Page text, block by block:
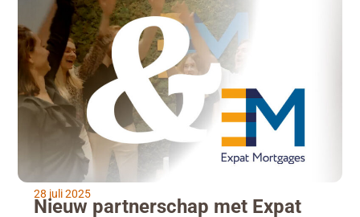
28 juli 2025
Nieuw partnerschap met Expat